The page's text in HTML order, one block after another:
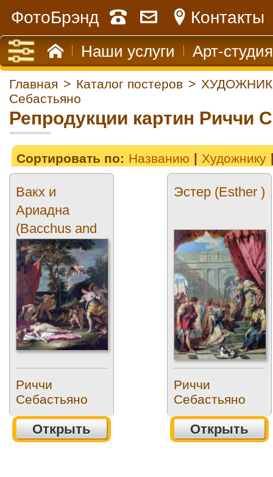
ФотоБрэнд Контакты
Наши услуги Арт-студия
Главная > Каталог постеров >
Себастьяно
Репродукции картин Риччи
Сортировать по: Названию Художнику
Вакх и
Ариадна
(Bacchus and
Ariadne)3
Риччи
Себастьяно
Открыть
Эстер (Esther )
Риччи
Себастьяно
Открыть